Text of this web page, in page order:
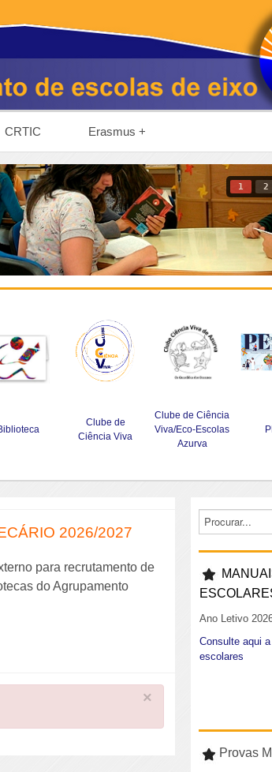
CRTIC Erasmus +
1 2
Clube de
Ciência Viva
Clube de Ciência
Viva/Eco-Escolas
Azurva
2026/2027
para recrutamento de
do Agrupamento
×
Ano Letivo
Consulte aqui
escolares
Provas